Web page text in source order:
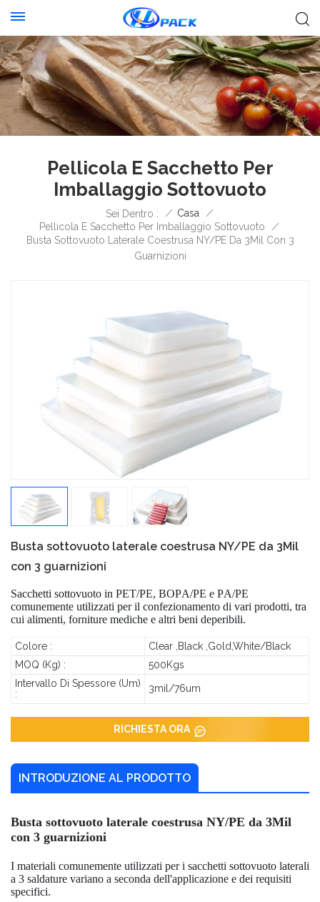
Pellicola E Sacchetto Per
Imballaggio Sottovuoto
Sei Dentro : / Casa
/
Pellicola E Sacchetto Per Imballaggio Sottovuoto
/
Busta Sottovuoto Laterale Coestrusa NY/PE Da 3Mil Con 3
Guarnizioni
Busta sottovuoto laterale coestrusa NY/PE da 3Mil
con 3 guarnizioni
Sacchetti sottovuoto in PET/PE, BOPA/PE e PA/PE
comunemente utilizzati per il confezionamento di vari prodotti, tra
cui alimenti, forniture mediche e altri beni deperibili.
Colore :
Clear ,Black ,Gold,White/Black
MOQ (kg) :
500Kgs
Intervallo Di Spessore (um)
:
3mil/76um
RICHIESTA ORA
INTRODUZIONE AL PRODOTTO
Busta sottovuoto laterale coestrusa NY/PE da 3Mil
con 3 guarnizioni
I materiali comunemente utilizzati per i sacchetti sottovuoto laterali
a 3 saldature variano a seconda dell'applicazione e dei requisiti
specifici.